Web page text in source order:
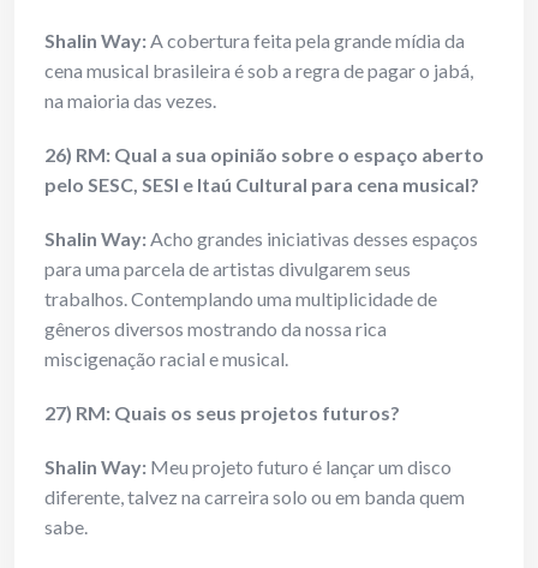
Shalin Way:A cobertura feita pela grande mídia da
cena musical brasileira é sob a regra de pagar o jabá,
na maioria das vezes.
26) RM: Qual a sua opinião sobre o espaço aberto
pelo SESC, SESI e Itaú Cultural para cena musical?
Shalin Way:Acho grandes iniciativas desses espaços
para uma parcela de artistas divulgarem seus
trabalhos. Contemplando uma multiplicidade de
gêneros diversos mostrando da nossa rica
miscigenação racial e musical.
27) RM: Quais os seus projetos futuros?
Shalin Way: Meu projeto futuro é lançar um disco
diferente, talvez na carreira solo ou em banda quem
sabe.